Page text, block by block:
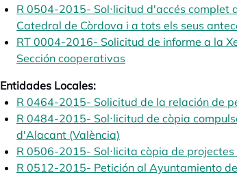
R 0504-2015- Sol·licitud d'accés
Catedral de Còrdova i a tots els seus
RT 0004-2016- Solicitud de informe a la
Sección cooperativas
Entidades Locales:
R 0464-2015- Solicitud de la relación de
R 0484-2015- Sol·licitud de còpia
d'Alacant (València)
R 0506-2015- Sol·licita còpia de
R 0512-2015- Petición al Ayuntamiento